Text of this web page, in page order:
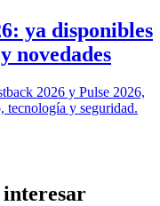
ya disponibles
novedades
2026 y Pulse 2026,
tecnología y seguridad.
interesar